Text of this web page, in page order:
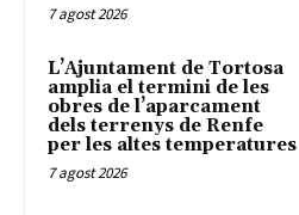
7 agost 2026
L’Ajuntament de Tortosa
amplia el termini de les
obres de l’aparcament
dels terrenys de Renfe
per les altes temperatures
7 agost 2026